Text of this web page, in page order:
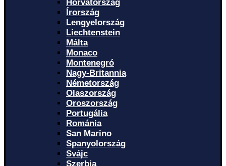
Horvátország
Írország
Lengyelország
Liechtenstein
Málta
Monaco
Montenegró
Nagy-Britannia
Németország
Olaszország
Oroszország
Portugália
Románia
San Marino
Spanyolország
Svájc
Szerbia